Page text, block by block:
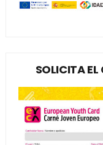
SOLICITA EL